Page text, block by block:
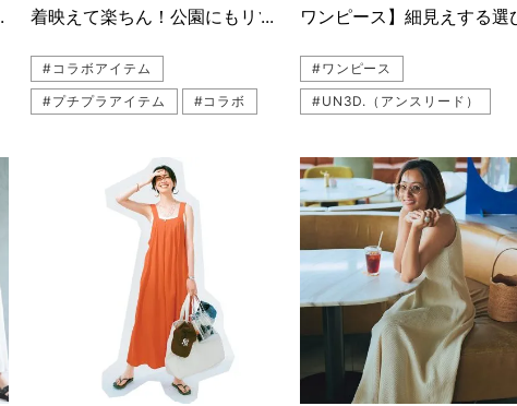
着映えて楽ちん！公園にもリゾ
#コラボアイテム
#プチプラアイテム
#コラボ
#GU（ジーユー）
#ママコーデ
#甘トップス
#リゾートワンピ
ワンピース】細見えする選
#ワンピース
#UN3D.（アンスリード）
#体型カバー
#リゾートワン
#黒ワンピース
#帰省
#CFCL（シーエフシーエル）
#UNFILO（アンフィーロ）